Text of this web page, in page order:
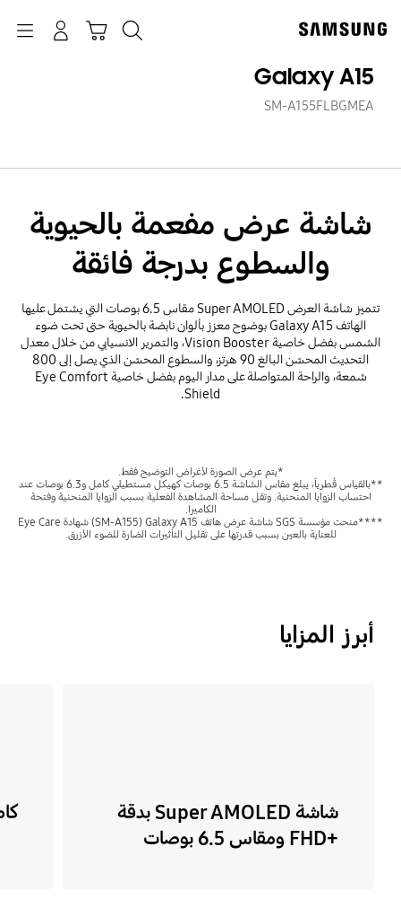
Galaxy A15
SM-A155FLBGMEA
شاشة عرض مفعمة بالحيوية
والسطوع بدرجة فائقة
تتميز شاشة العرض Super AMOLED مقاس 6.5 بوصات التي يشتمل عليها
الهاتف Galaxy A15 بوضوح معزز بألوان نابضة بالحيوية حتى تحت ضوء
الشمس بفضل خاصية Vision Booster، والتمرير الانسيابي من خلال معدل
التحديث المحسّن البالغ 90 هرتز، والسطوع المحسّن الذي يصل إلى 800
شمعة، والراحة المتواصلة على مدار اليوم بفضل خاصية Eye Comfort
Shield.
*يتم عرض الصورة لأغراض التوضيح فقط.
**بالقياس قُطرياً، يبلغ مقاس الشاشة 6.5 بوصات كهيكل مستطيلي كامل و6.3 بوصات عند
احتساب الزوايا المنحنية. وتقل مساحة المشاهدة الفعلية بسبب الزوايا المنحنية وفتحة
الكاميرا.
****منحت مؤسسة SGS شاشة عرض هاتف Galaxy A15 ‏(SM-A155) شهادة Eye Care
للعناية بالعين بسبب قدرتها على تقليل التأثيرات الضارة للضوء الأزرق.
أبرز المزايا
شاشة Super AMOLED بدقة
FHD+‎ ومقاس 6.5 بوصات